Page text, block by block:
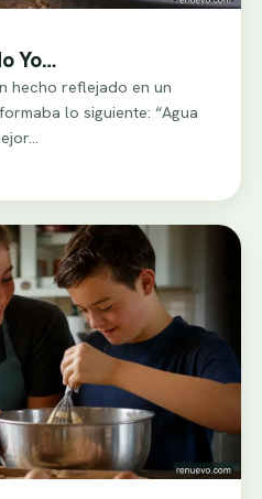
Yo…
hecho reflejado en un
lo siguiente: “Agua